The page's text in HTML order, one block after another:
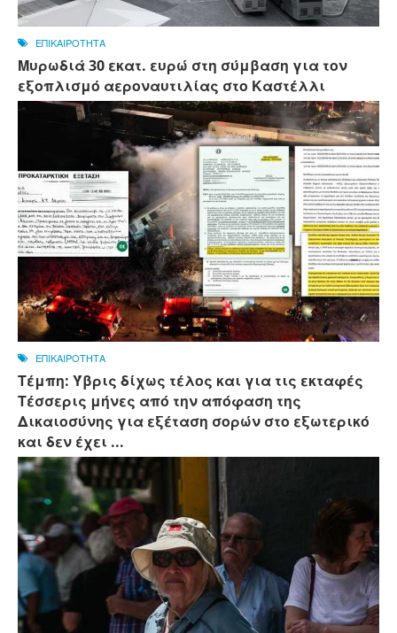
ΕΠΙΚΑΙΡΟΤΗΤΑ
Μυρωδιά 30 εκατ. ευρώ στη σύμβαση για τον
εξοπλισμό αεροναυτιλίας στο Καστέλλι
ΕΠΙΚΑΙΡΟΤΗΤΑ
Τέμπη: Ύβρις δίχως τέλος και για τις εκταφές
Τέσσερις μήνες από την απόφαση της
Δικαιοσύνης για εξέταση σορών στο εξωτερικό
και δεν έχει ...